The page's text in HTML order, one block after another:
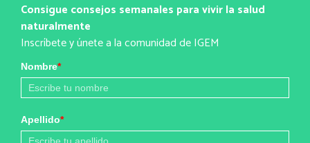
Consigue consejos semanales para vivir la salud
naturalmente
Inscríbete y únete a la comunidad de IGEM
Nombre*
Apellido*